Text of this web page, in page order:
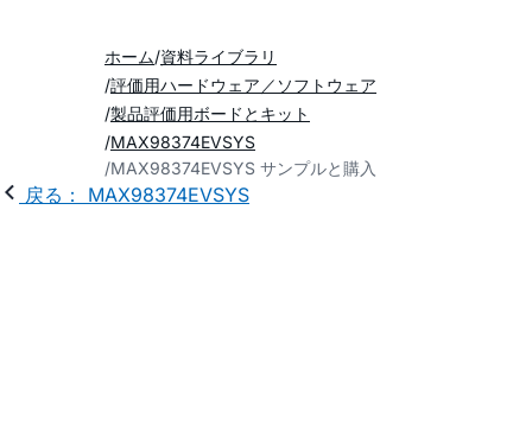
ホーム 資料ライブラリ
評価用ハードウェア／ソフトウェア
製品評価用ボードとキット
MAX98374EVSYS
MAX98374EVSYS サンプルと購入
戻る： MAX98374EVSYS